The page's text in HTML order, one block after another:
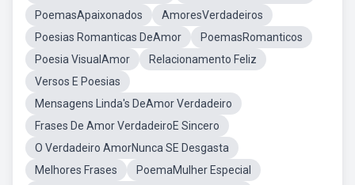
PoemasApaixonados
AmoresVerdadeiros
Poesias Romanticas DeAmor
PoemasRomanticos
Poesia VisualAmor
Relacionamento Feliz
Versos E Poesias
Mensagens Linda's DeAmor Verdadeiro
Frases De Amor VerdadeiroE Sincero
O Verdadeiro AmorNunca SE Desgasta
Melhores Frases
PoemaMulher Especial